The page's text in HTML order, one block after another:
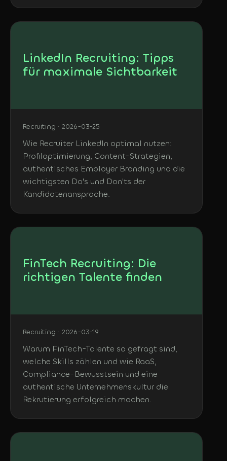
LinkedIn Recruiting: Tipps
für maximale Sichtbarkeit
Recruiting · 2026-03-25
Wie Recruiter LinkedIn optimal nutzen:
Profiloptimierung, Content-Strategien,
authentisches Employer Branding und die
wichtigsten Do's und Don'ts der
Kandidatenansprache.
FinTech Recruiting: Die
richtigen Talente finden
Recruiting · 2026-03-19
Warum FinTech-Talente so gefragt sind,
welche Skills zählen und wie RaaS,
Compliance-Bewusstsein und eine
authentische Unternehmenskultur die
Rekrutierung erfolgreich machen.